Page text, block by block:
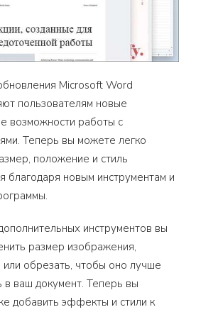
Microsoft Word
пользователям новые
возможности работы с
Теперь вы можете легко
положение и стиль
благодаря новым инструментам и
инструментов вы
размер изображения,
или обрезать, чтобы оно лучше
в ваш документ. Теперь вы
добавить эффекты и стили к